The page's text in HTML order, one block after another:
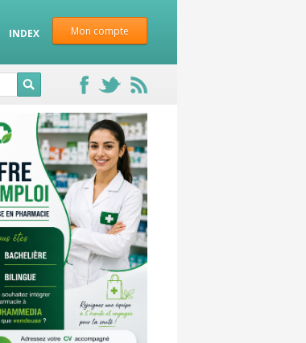
Mon compte
INDEX